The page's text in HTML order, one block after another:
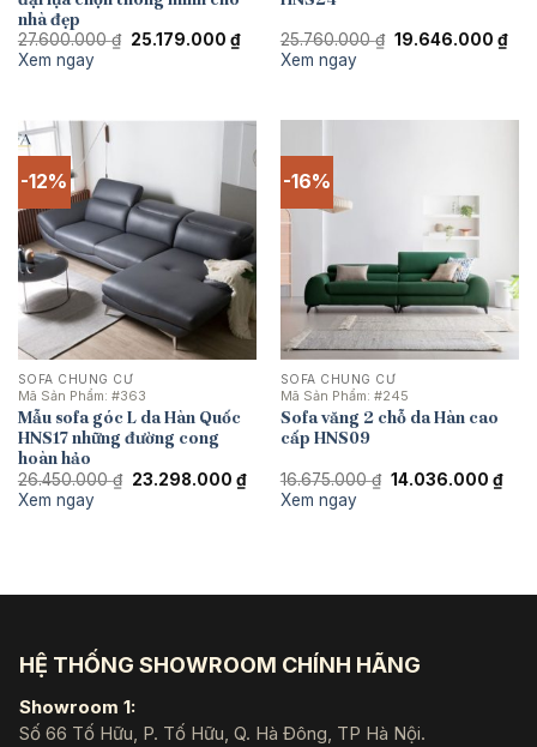
nhà đẹp
27.600.000₫ Giá
25.179.000 ₫Giá
hiện
Xem ngay
25.760.000₫ Giá
19.646.000 ₫Giá
Xem ngay
-12%
SOFA CHUNG CƯ
Mã Sản Phẩm: #363
Mẫu sofa góc L da Hàn Quốc
HNS17 những đường cong
hoàn hảo
26.450.000₫ Giá
23.298.000 ₫Giá
hiện
Xem ngay
-16%
SOFA CHUNG CƯ
Mã Sản Phẩm: #245
Sofa văng 2 chỗ da Hàn cao
cấp HNS09
16.675.000₫ Giá
14.036.000 ₫Giá
hiện
Xem ngay
HỆ THỐNG SHOWROOM CHÍNH HÃNG
Showroom 1:
Số 66 Tố Hữu, P. Tố Hữu, Q. Hà Đông, TP Hà Nội.